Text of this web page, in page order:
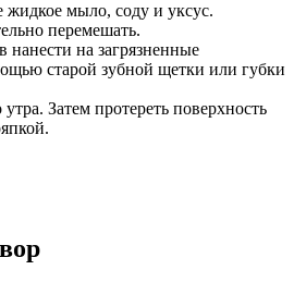
мыло, соду и уксус.
перемешать.
нанести на загрязненные
старой зубной щетки или губки
Затем протереть поверхность